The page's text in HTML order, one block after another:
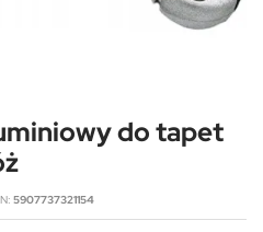
do tapet
5907737321154